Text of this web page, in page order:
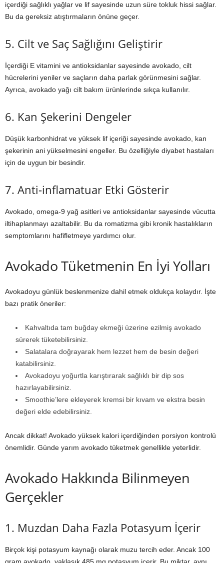
içerdiği sağlıklı yağlar ve lif sayesinde uzun süre tokluk hissi sağlar.
Bu da gereksiz atıştırmaların önüne geçer.
5. Cilt ve Saç Sağlığını Geliştirir
İçerdiği E vitamini ve antioksidanlar sayesinde avokado, cilt
hücrelerini yeniler ve saçların daha parlak görünmesini sağlar.
Ayrıca, avokado yağı cilt bakım ürünlerinde sıkça kullanılır.
6. Kan Şekerini Dengeler
Düşük karbonhidrat ve yüksek lif içeriği sayesinde avokado, kan
şekerinin ani yükselmesini engeller. Bu özelliğiyle diyabet hastaları
için de uygun bir besindir.
7. Anti-inflamatuar Etki Gösterir
Avokado, omega-9 yağ asitleri ve antioksidanlar sayesinde vücutta
iltihaplanmayı azaltabilir. Bu da romatizma gibi kronik hastalıkların
semptomlarını hafifletmeye yardımcı olur.
Avokado Tüketmenin En İyi Yolları
Avokadoyu günlük beslenmenize dahil etmek oldukça kolaydır. İşte
bazı pratik öneriler:
Kahvaltıda tam buğday ekmeği üzerine ezilmiş avokado
sürerek tüketebilirsiniz.
Salatalara doğrayarak hem lezzet hem de besin değeri
katabilirsiniz.
Avokadoyu yoğurtla karıştırarak sağlıklı bir dip sos
hazırlayabilirsiniz.
Smoothie’lere ekleyerek kremsi bir kıvam ve ekstra besin
değeri elde edebilirsiniz.
Ancak dikkat! Avokado yüksek kalori içerdiğinden porsiyon kontrolü
önemlidir. Günde yarım avokado tüketmek genellikle yeterlidir.
Avokado Hakkında Bilinmeyen
Gerçekler
1. Muzdan Daha Fazla Potasyum İçerir
Birçok kişi potasyum kaynağı olarak muzu tercih eder. Ancak 100